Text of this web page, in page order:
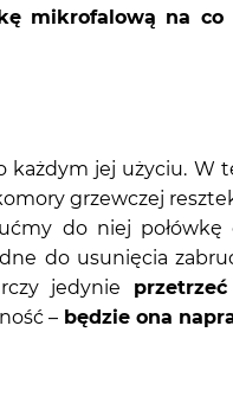
mikrofalową na co
jej użyciu. W
grzewczej
do niej połówkę
do usunięcia
jedynie
– będzie ona